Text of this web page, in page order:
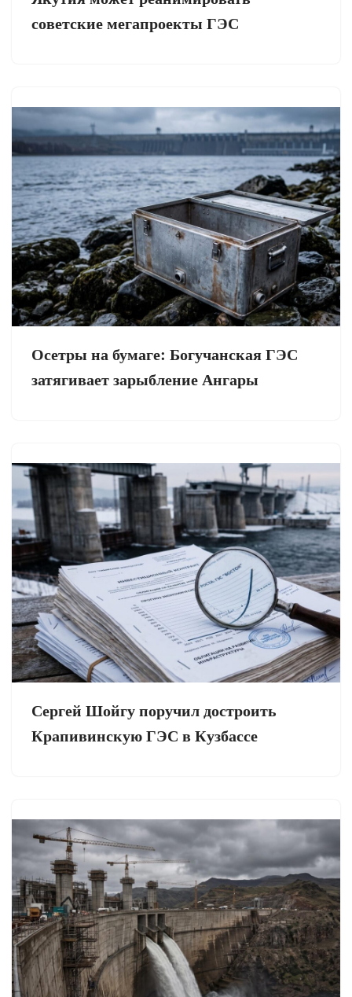
советские мегапроекты ГЭС
Осетры на бумаге: Богучанская ГЭС
затягивает зарыбление Ангары
Сергей Шойгу поручил достроить
Крапивинскую ГЭС в Кузбассе